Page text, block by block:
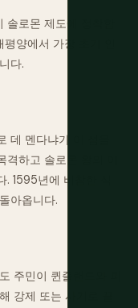
로몬 제도에 정착합
양에서 가장 초기 인
다.
데 멘다냐가 이 섬을
하고 솔로몬 왕의 이
1595년에 비참한 식
아옵니다.
주민이 퀸즐랜드와 피
강제 또는 사기로 끌